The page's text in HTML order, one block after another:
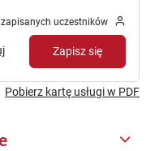
uczestników
Zapisz się
Pobierz kartę usługi w PDF